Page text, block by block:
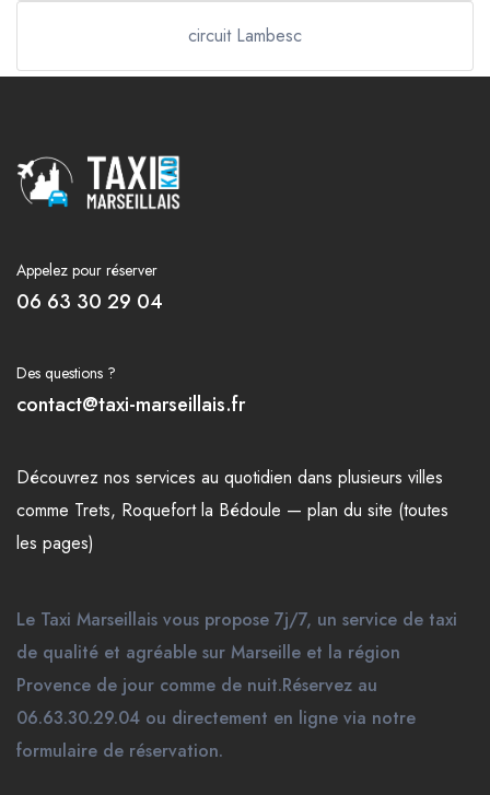
circuit Lambesc
Appelez pour réserver
06 63 30 29 04
Des questions ?
contact@taxi-marseillais.fr
Découvrez nos services au quotidien dans plusieurs villes
comme Trets, Roquefort la Bédoule — plan du site (toutes
les pages)
Le Taxi Marseillais vous propose 7j/7, un service de taxi
de qualité et agréable sur Marseille et la région
Provence de jour comme de nuit.Réservez au
06.63.30.29.04 ou directement en ligne via notre
formulaire de réservation.